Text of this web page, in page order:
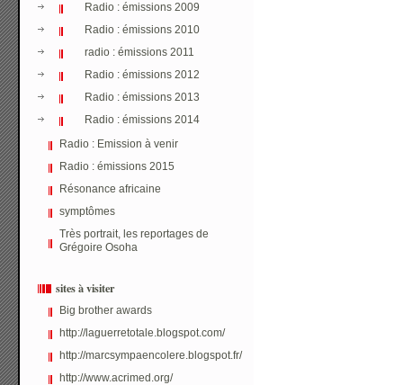
Radio : émissions 2009
Radio : émissions 2010
radio : émissions 2011
Radio : émissions 2012
Radio : émissions 2013
Radio : émissions 2014
Radio : Emission à venir
Radio : émissions 2015
Résonance africaine
symptômes
Très portrait, les reportages de
Grégoire Osoha
sites à visiter
Big brother awards
http://laguerretotale.blogspot.com/
http://marcsympaencolere.blogspot.fr/
http://www.acrimed.org/